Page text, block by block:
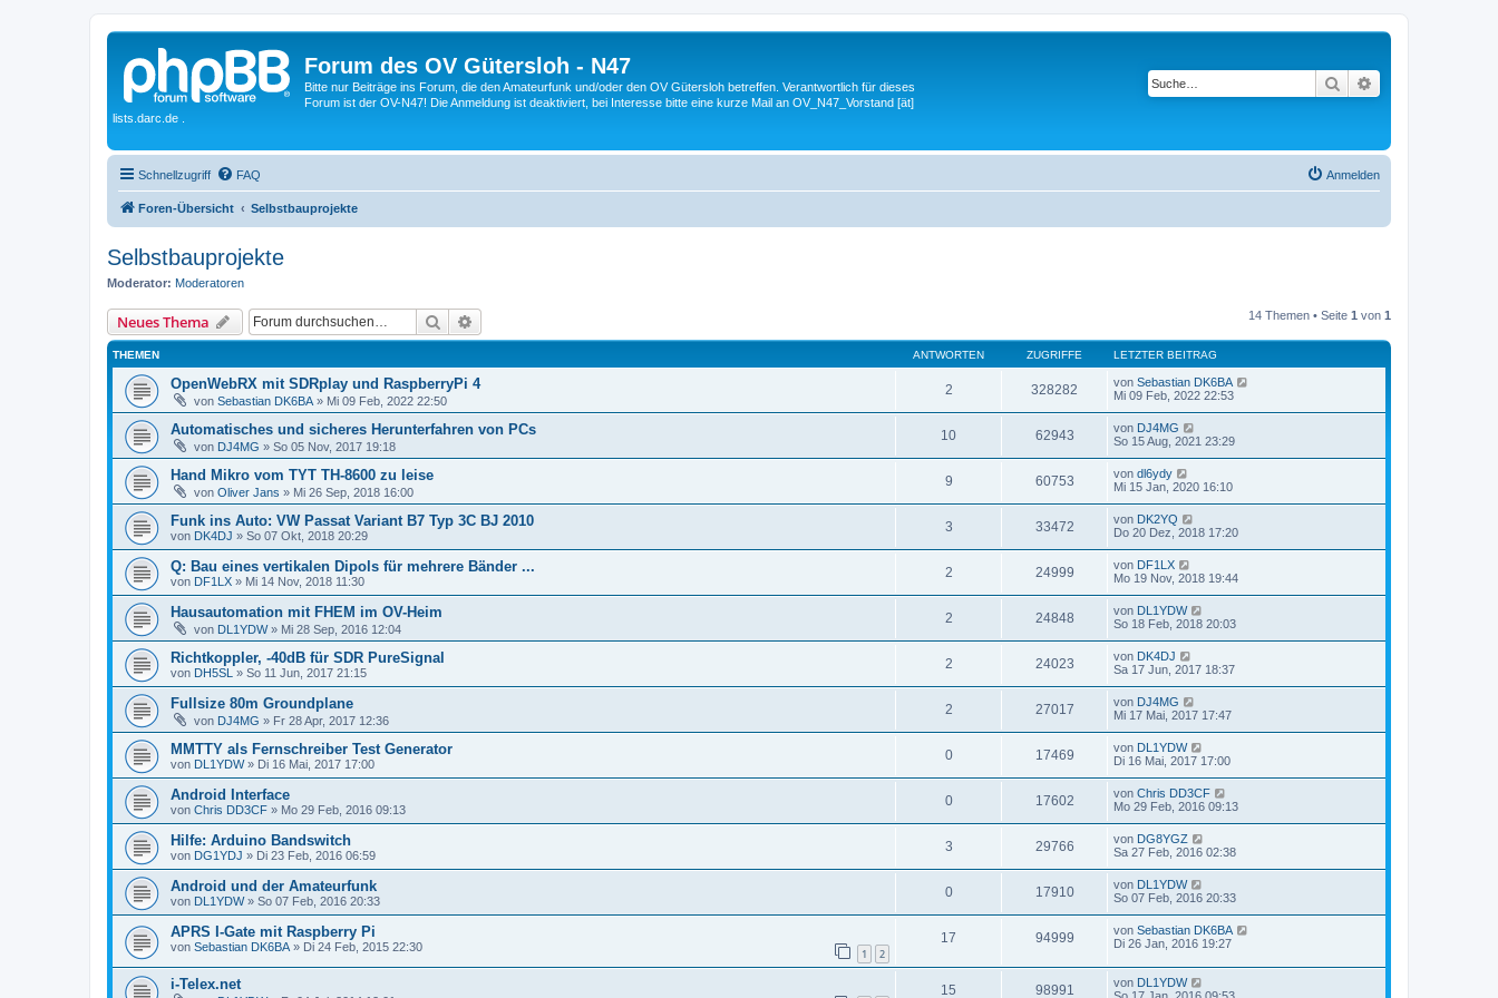
Forum des OV Gütersloh - N47
Bitte nur Beiträge ins Forum, die den Amateurfunk und/oder den OV Gütersloh betreffen. Verantwortlich für dieses
Forum ist der OV-N47! Die Anmeldung ist deaktiviert, bei Interesse bitte eine kurze Mail an OV_N47_Vorstand [ät]
lists.darc.de .
Suche
Schnellzugriff FAQ Anmelden
Foren-Übersicht Selbstbauprojekte
Selbstbauprojekte
Moderator: Moderatoren
Neues Thema Suche 14 Themen • Seite 1 von 1
THEMEN ANTWORTEN ZUGRIFFE LETZTER BEITRAG
OpenWebRX mit SDRplay und RaspberryPi 4
von Sebastian DK6BA » Mi 09 Feb, 2022 22:50
2 328282 von Sebastian DK6BA
Mi 09 Feb, 2022 22:53
Automatisches und sicheres Herunterfahren von PCs
von DJ4MG » So 05 Nov, 2017 19:18
10 62943 von DJ4MG
So 15 Aug, 2021 23:29
Hand Mikro vom TYT TH-8600 zu leise
von Oliver Jans » Mi 26 Sep, 2018 16:00
9 60753 von dl6ydy
Mi 15 Jan, 2020 16:10
Funk ins Auto: VW Passat Variant B7 Typ 3C BJ 2010
von DK4DJ » So 07 Okt, 2018 20:29
3 33472 von DK2YQ
Do 20 Dez, 2018 17:20
Q: Bau eines vertikalen Dipols für mehrere Bänder ...
von DF1LX » Mi 14 Nov, 2018 11:30
2 24999 von DF1LX
Mo 19 Nov, 2018 19:44
Hausautomation mit FHEM im OV-Heim
von DL1YDW» Mi 28 Sep, 2016 12:04
2 24848 von DL1YDW
So 18 Feb, 2018 20:03
Richtkoppler, -40dB für SDR PureSignal
von DH5SL » So 11 Jun, 2017 21:15
2 24023 von DK4DJ
Sa 17 Jun, 2017 18:37
Fullsize 80m Groundplane
von DJ4MG » Fr 28 Apr, 2017 12:36
2 27017 von DJ4MG
Mi 17 Mai, 2017 17:47
MMTTY als Fernschreiber Test Generator
von DL1YDW» Di 16 Mai, 2017 17:00
0 17469 von DL1YDW
Di 16 Mai, 2017 17:00
Android Interface
von Chris DD3CF » Mo 29 Feb, 2016 09:13
0 17602 von Chris DD3CF
Mo 29 Feb, 2016 09:13
Hilfe: Arduino Bandswitch
von DG1YDJ » Di 23 Feb, 2016 06:59
3 29766 von DG8YGZ
Sa 27 Feb, 2016 02:38
Android und der Amateurfunk
von DL1YDW» So 07 Feb, 2016 20:33
0 17910 von DL1YDW
So 07 Feb, 2016 20:33
APRS I-Gate mit Raspberry Pi
von Sebastian DK6BA » Di 24 Feb, 2015 22:30 1 2
17 94999 von Sebastian DK6BA
Di 26 Jan, 2016 19:27
i-Telex.net 15 98991 von DL1YDW